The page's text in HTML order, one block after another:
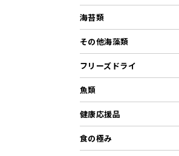
海苔類
その他海藻類
フリーズドライ
魚類
健康応援品
食の極み